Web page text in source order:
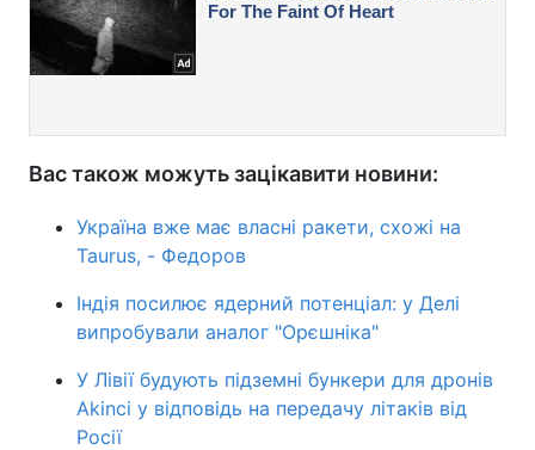
Вас також можуть зацікавити новини:
Україна вже має власні ракети, схожі на
Taurus, - Федоров
Індія посилює ядерний потенціал: у Делі
випробували аналог "Орєшніка"
У Лівії будують підземні бункери для дронів
Akinci у відповідь на передачу літаків від
Росії